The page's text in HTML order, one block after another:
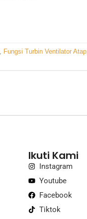
Fungsi Turbin Ventilator Atap
Ikuti Kami
Instagram
Youtube
Facebook
Tiktok